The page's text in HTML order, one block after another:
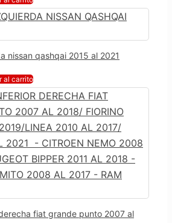
nissan qashqai 2015 al 2021
al carrito
fiat grande punto 2007 al